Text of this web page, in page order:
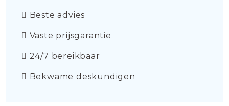
Beste advies
Vaste prijsgarantie
24/7 bereikbaar
Bekwame deskundigen